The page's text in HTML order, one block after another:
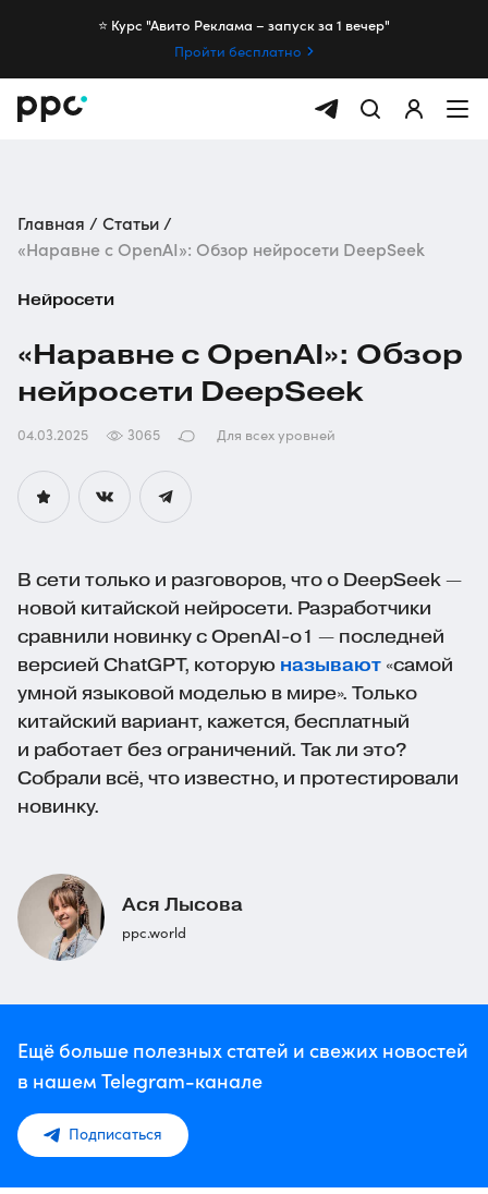
⭐️ Курс "Авито Реклама – запуск за 1 вечер"
Пройти бесплатно
Главная
Статьи
«Наравне с OpenAI»: Обзор нейросети DeepSeek
Нейросети
«Наравне с OpenAI»: Обзор
нейросети DeepSeek
04.03.2025 3065 Для всех уровней
В сети только и разговоров, что о DeepSeek —
новой китайской нейросети. Разработчики
сравнили новинку с OpenAI-o1 — последней
версией ChatGPT, которую называют «самой
умной языковой моделью в мире». Только
китайский вариант, кажется, бесплатный
и работает без ограничений. Так ли это?
Собрали всё, что известно, и протестировали
новинку.
Ася Лысова
ppc.world
Ещё больше полезных статей и свежих новостей
в нашем Telegram-канале
Подписаться